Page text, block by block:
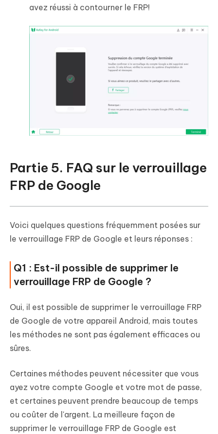
avez réussi à contourner le FRP!
Partie 5. FAQ sur le verrouillage
FRP de Google
Voici quelques questions fréquemment posées sur
le verrouillage FRP de Google et leurs réponses :
Q1 : Est-il possible de supprimer le
verrouillage FRP de Google ?
Oui, il est possible de supprimer le verrouillage FRP
de Google de votre appareil Android, mais toutes
les méthodes ne sont pas également efficaces ou
sûres.
Certaines méthodes peuvent nécessiter que vous
ayez votre compte Google et votre mot de passe,
et certaines peuvent prendre beaucoup de temps
ou coûter de l'argent. La meilleure façon de
supprimer le verrouillage FRP de Google est